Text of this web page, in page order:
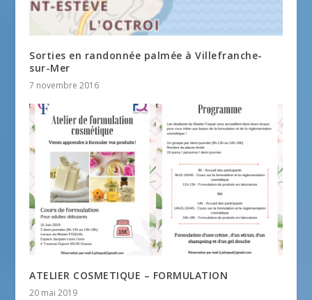
Sorties en randonnée palmée à Villefranche-
sur-Mer
7 novembre 2016
ATELIER COSMETIQUE – FORMULATION
20 mai 2019